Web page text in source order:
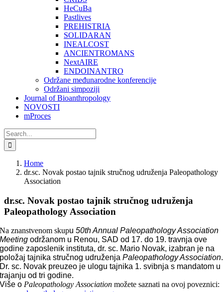
HeCuBa
Pastlives
PREHISTRIA
SOLIDARAN
INEALCOST
ANCIENTROMANS
NextAIRE
ENDOINANTRO
Održane međunarodne konferencije
Održani simpoziji
Journal of Bioanthropology
NOVOSTI
mProces
Search
for:
Home
dr.sc. Novak postao tajnik stručnog udruženja Paleopathology
Association
dr.sc. Novak postao tajnik stručnog udruženja
Paleopathology Association
Na znanstvenom skupu50th Annual Paleopathology Association
Meeting održanom u Renou, SAD od 17. do 19. travnja ove
godine zaposlenik instituta, dr. sc. Mario Novak, izabran je na
položaj tajnika stručnog udruženjaPaleopathology Association.
Dr. sc. Novak preuzeo je ulogu tajnika 1. svibnja s mandatom u
trajanju od tri godine.
Više oPaleopathology Associationmožete saznati na ovoj poveznici: